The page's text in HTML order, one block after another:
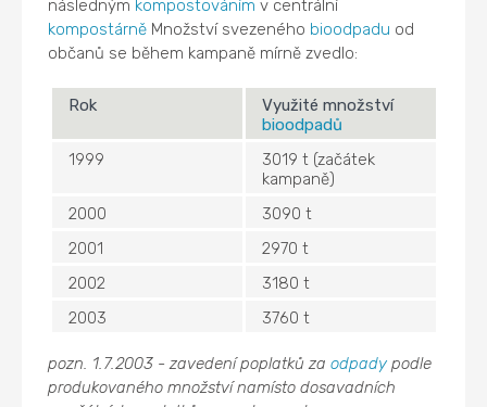
následným kompostováním v centrální
kompostárně Množství svezeného bioodpadu od
občanů se během kampaně mírně zvedlo:
Rok
Využité množství
bioodpadů
1999
3019 t (začátek
kampaně)
2000
3090 t
2001
2970 t
2002
3180 t
2003
3760 t
pozn. 1.7.2003 - zavedení poplatků zaodpady podle
produkovaného množství namísto dosavadních